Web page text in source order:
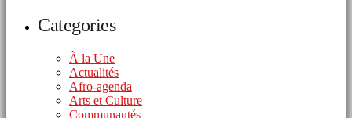
Categories
À la Une
Actualités
Afro-agenda
Arts et Culture
Communautés